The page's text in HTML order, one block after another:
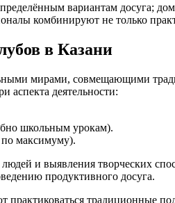
вариантам
комбинируют не только
в Казани
мирами, совмещающими
аспекта деятельности:
школьным урокам).
по максимуму).
и выявления творческих
продуктивного досуга.
практиковаться традиционные